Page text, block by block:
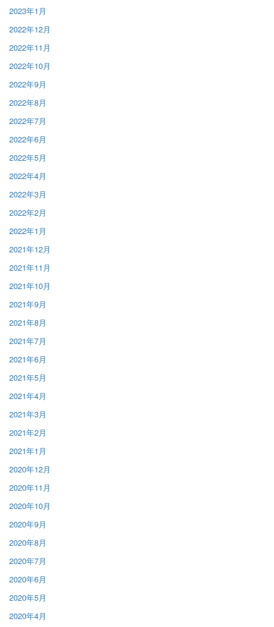
2023年1月
2022年12月
2022年11月
2022年10月
2022年9月
2022年8月
2022年7月
2022年6月
2022年5月
2022年4月
2022年3月
2022年2月
2022年1月
2021年12月
2021年11月
2021年10月
2021年9月
2021年8月
2021年7月
2021年6月
2021年5月
2021年4月
2021年3月
2021年2月
2021年1月
2020年12月
2020年11月
2020年10月
2020年9月
2020年8月
2020年7月
2020年6月
2020年5月
2020年4月